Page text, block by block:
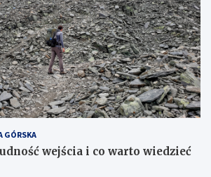
GÓRSKA
wejścia i co warto wiedzieć